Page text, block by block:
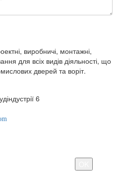
виробничі, монтажні,
для всіх видів діяльності, що
дверей та воріт.
6